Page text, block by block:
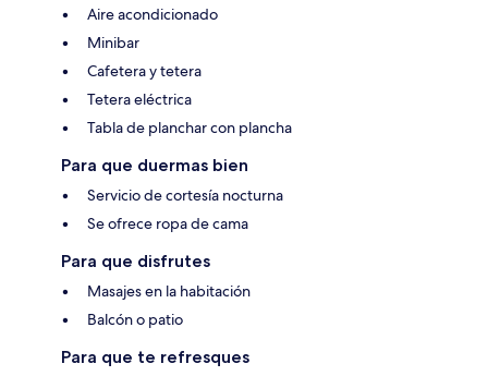
Aire acondicionado
Minibar
Cafetera y tetera
Tetera eléctrica
Tabla de planchar con plancha
Para que duermas bien
Servicio de cortesía nocturna
Se ofrece ropa de cama
Para que disfrutes
Masajes en la habitación
Balcón o patio
Para que te refresques